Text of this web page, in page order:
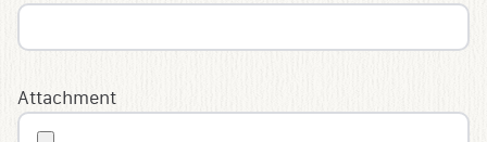
Attachment